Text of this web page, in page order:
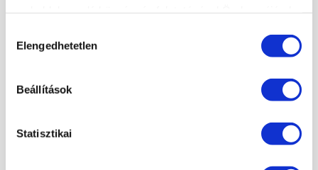
kiválasztása
Elengedhetetlen
Beállítások
Statisztikai
TANÁRAINK